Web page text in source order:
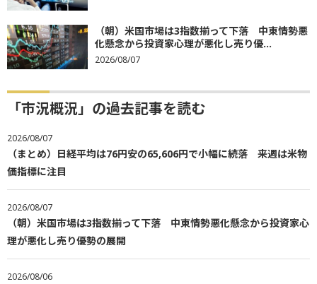
（朝）米国市場は3指数揃って下落 中東情勢悪
化懸念から投資家心理が悪化し売り優...
2026/08/07
「市況概況」の過去記事を読む
2026/08/07
（まとめ）日経平均は76円安の65,606円で小幅に続落 来週は米物
価指標に注目
2026/08/07
（朝）米国市場は3指数揃って下落 中東情勢悪化懸念から投資家心
理が悪化し売り優勢の展開
2026/08/06